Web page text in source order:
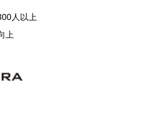
人以上
上